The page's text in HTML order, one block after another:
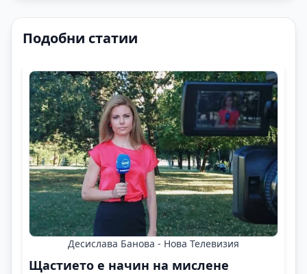
Подобни статии
Десислава Банова - Нова Телевизия
Щастието е начин на мислене